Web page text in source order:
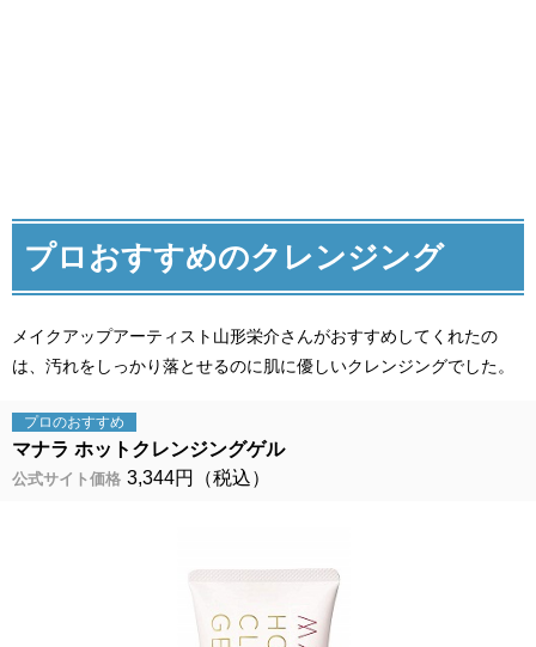
プロおすすめのクレンジング
メイクアップアーティスト山形栄介さんがおすすめしてくれたの
は、汚れをしっかり落とせるのに肌に優しいクレンジングでした。
プロのおすすめ
マナラ ホットクレンジングゲル
公式サイト価格 3,344円（税込）